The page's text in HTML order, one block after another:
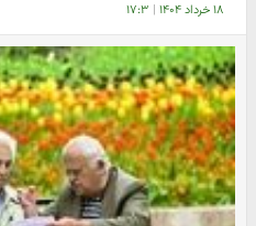
۱۸ خرداد ۱۴۰۴ | ۱۷:۳